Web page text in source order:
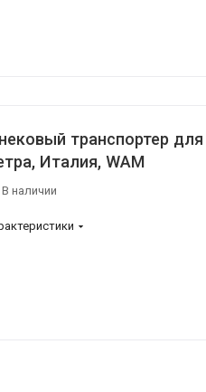
транспортер
Италия, WAM
В наличии